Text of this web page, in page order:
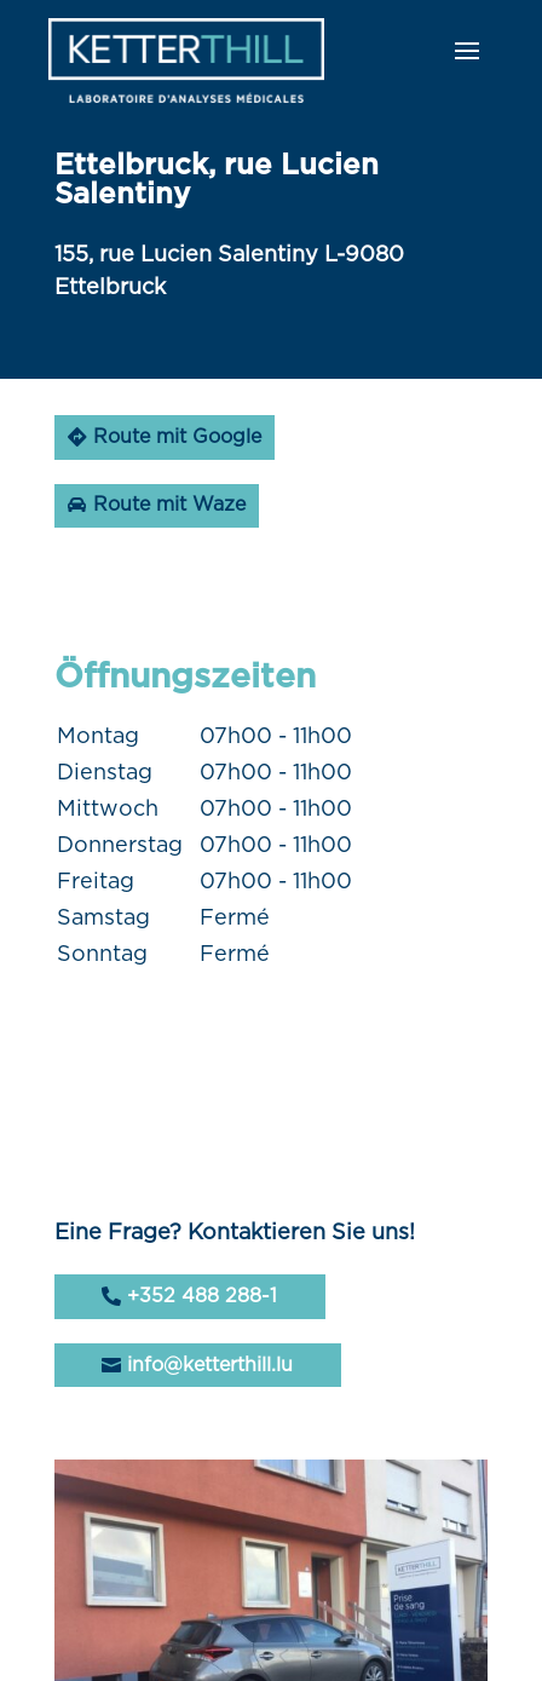
Ettelbruck, rue Lucien
Salentiny
155, rue Lucien Salentiny L-9080
Ettelbruck
Route mit Google
Route mit Waze
Öffnungszeiten
Montag
07h00 - 11h00
Dienstag
07h00 - 11h00
Mittwoch
07h00 - 11h00
Donnerstag
07h00 - 11h00
Freitag
07h00 - 11h00
Samstag
Fermé
Sonntag
Fermé
Eine Frage? Kontaktieren Sie uns!
+352 488 288-1
info@ketterthill.lu